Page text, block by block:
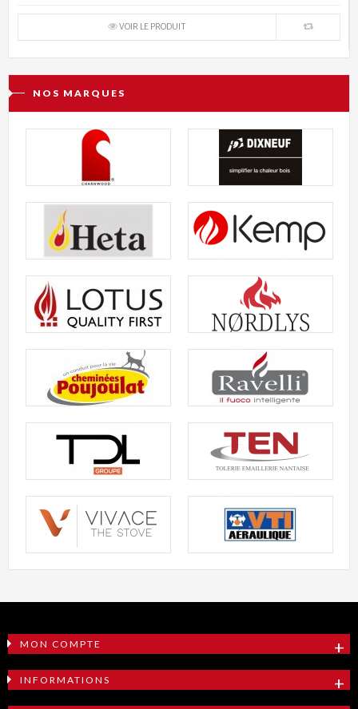
VOIR LE PRODUIT
NOS MARQUES
MON COMPTE
INFORMATIONS